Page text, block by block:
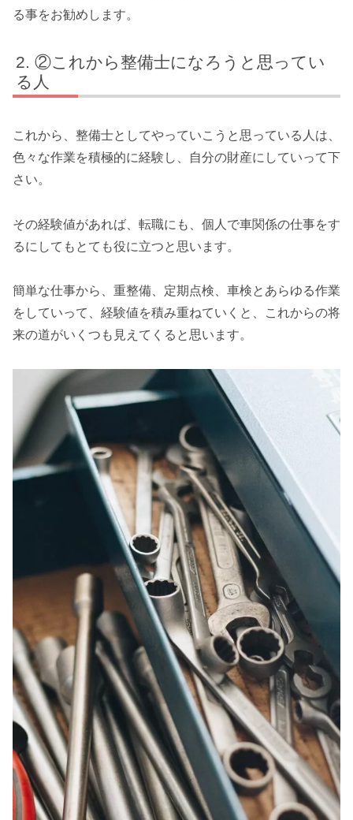
る事をお勧めします。
②これから整備士になろうと思ってい
る人
これから、整備士としてやっていこうと思っている人は、
色々な作業を積極的に経験し、自分の財産にしていって下
さい。
その経験値があれば、転職にも、個人で車関係の仕事をす
るにしてもとても役に立つと思います。
簡単な仕事から、重整備、定期点検、車検とあらゆる作業
をしていって、経験値を積み重ねていくと、これからの将
来の道がいくつも見えてくると思います。